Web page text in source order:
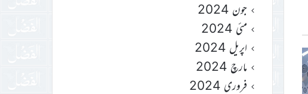
جون 2024
مئی 2024
اپریل 2024
مارچ 2024
فروری 2024